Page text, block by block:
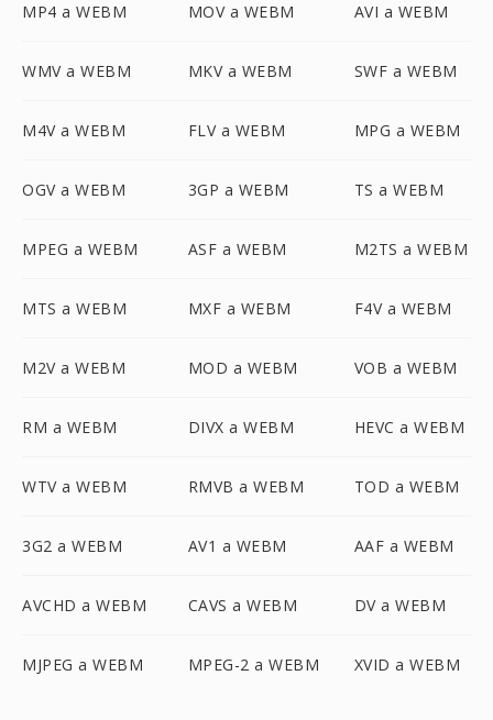
MP4 a WEBM MOV a WEBM AVI a WEBM
WMV a WEBM MKV a WEBM SWF a WEBM
M4V a WEBM FLV a WEBM MPG a WEBM
OGV a WEBM 3GP a WEBM TS a WEBM
MPEG a WEBM ASF a WEBM M2TS a WEBM
MTS a WEBM MXF a WEBM F4V a WEBM
M2V a WEBM MOD a WEBM VOB a WEBM
RM a WEBM DIVX a WEBM HEVC a WEBM
WTV a WEBM RMVB a WEBM TOD a WEBM
3G2 a WEBM AV1 a WEBM AAF a WEBM
AVCHD a WEBM CAVS a WEBM DV a WEBM
MJPEG a WEBM MPEG-2 a WEBM XVID a WEBM